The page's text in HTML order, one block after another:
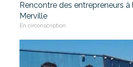
Rencontre des entrepreneurs à
Merville
En circonscription